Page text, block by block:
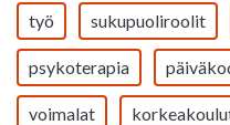
työ sukupuoliroolit
psykoterapia
voimalat